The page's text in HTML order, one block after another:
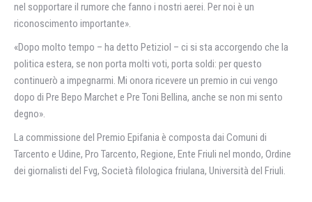
nel sopportare il rumore che fanno i nostri aerei. Per noi è un
riconoscimento importante».
«Dopo molto tempo – ha detto Petiziol – ci si sta accorgendo che la
politica estera, se non porta molti voti, porta soldi: per questo
continuerò a impegnarmi. Mi onora ricevere un premio in cui vengo
dopo di Pre Bepo Marchet e Pre Toni Bellina, anche se non mi sento
degno».
La commissione del Premio Epifania è composta dai Comuni di
Tarcento e Udine, Pro Tarcento, Regione, Ente Friuli nel mondo, Ordine
dei giornalisti del Fvg, Società filologica friulana, Università del Friuli.